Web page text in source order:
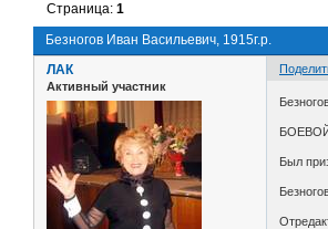
Безногов Иван Васильевич, 1915г.р.
Страница:1
ЛАК
Активный участник
Был